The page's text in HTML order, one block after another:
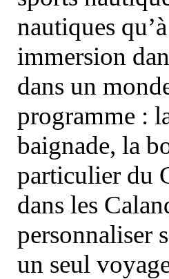
nautiques
immersion
dans un
programme :
baignade, la
particulier du
dans les
personnaliser
un seul